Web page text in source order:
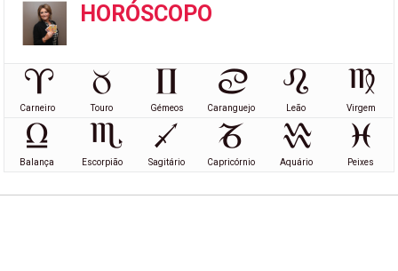
HORÓSCOPO
Carneiro Touro Gémeos Caranguejo Leão Virgem
Balança Escorpião Sagitário Capricórnio Aquário Peixes